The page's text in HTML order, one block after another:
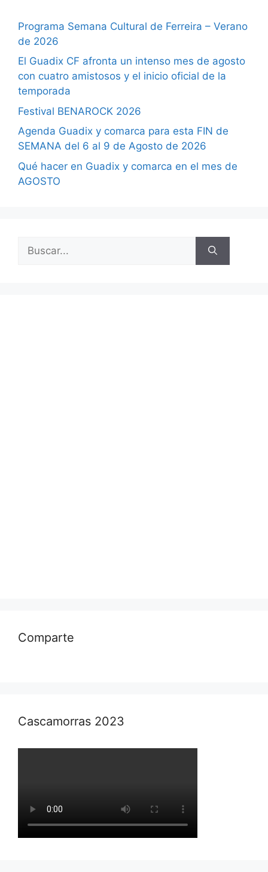
Programa Semana Cultural de Ferreira – Verano
de 2026
El Guadix CF afronta un intenso mes de agosto
con cuatro amistosos y el inicio oficial de la
temporada
Festival BENAROCK 2026
Agenda Guadix y comarca para esta FIN de
SEMANA del 6 al 9 de Agosto de 2026
Qué hacer en Guadix y comarca en el mes de
AGOSTO
Comparte
Cascamorras 2023